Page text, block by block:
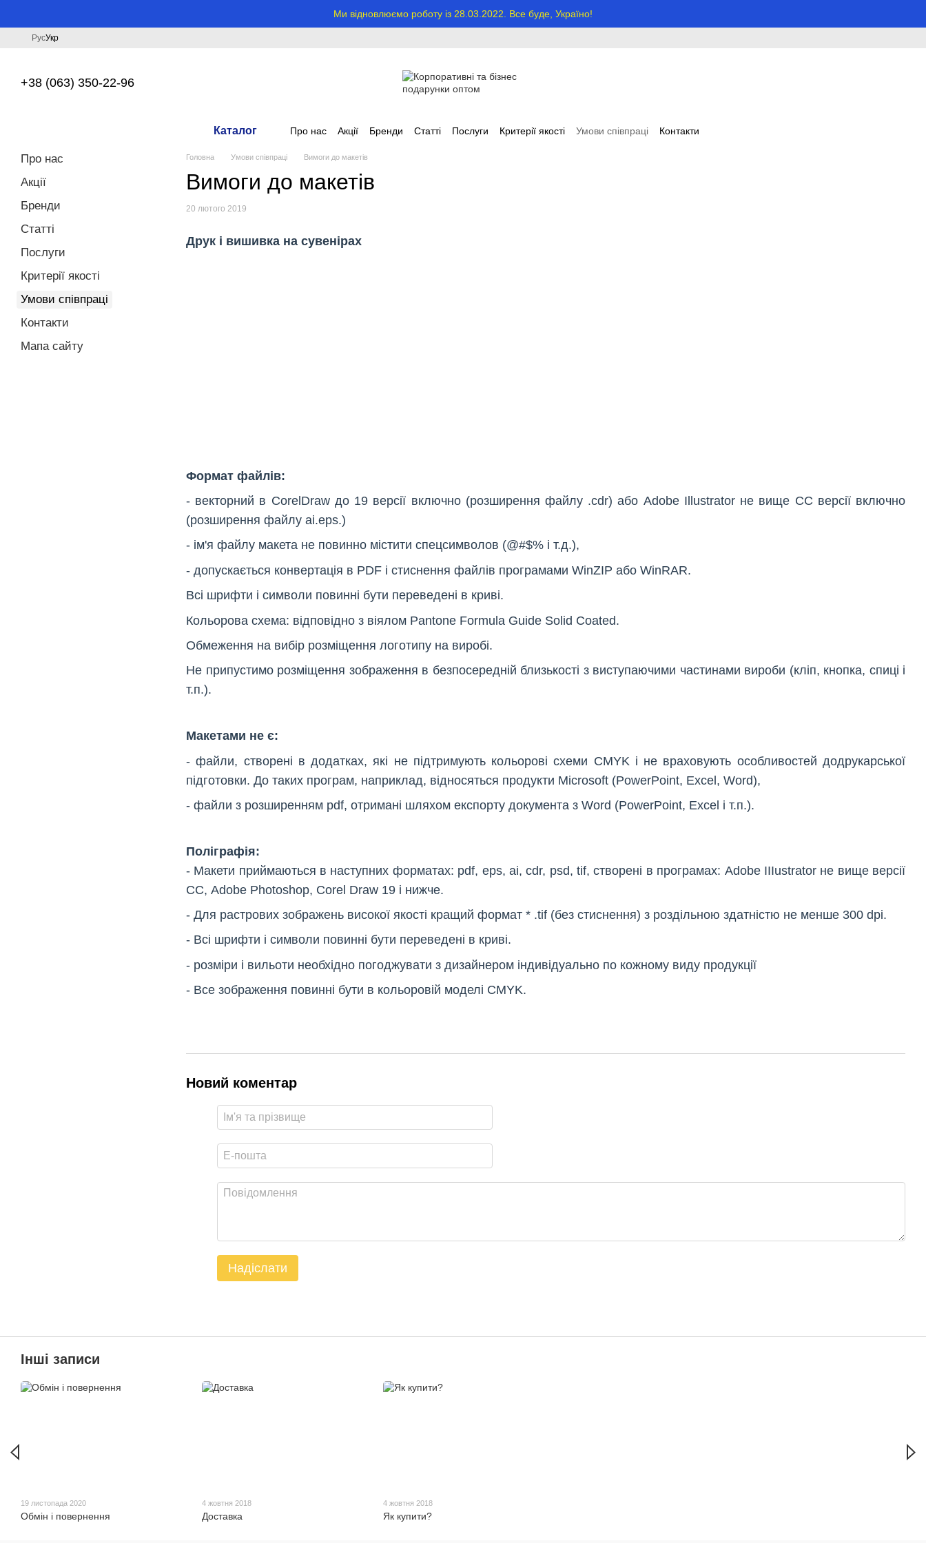
Ми відновлюємо роботу із 28.03.2022. Все буде, Україно!
РусУкр
+38 (063) 350-22-96
Каталог Про нас Акції Бренди Статті Послуги Критерії якості Умови співпраці Контакти
Головна Умови співпраці Вимоги до макетів
Вимоги до макетів
20 лютого 2019
Друк і вишивка на сувенірах
Формат файлів:
- векторний в CorelDraw до 19 версії включно (розширення файлу .cdr) або Adobe Illustrator не вище СС версії включно
(розширення файлу ai.eps.)
- ім'я файлу макета не повинно містити спецсимволов (@#$% і т.д.),
- допускається конвертація в PDF і стиснення файлів програмами WinZIP або WinRAR.
Всі шрифти і символи повинні бути переведені в криві.
Кольорова схема: відповідно з віялом Pantone Formula Guide Solid Coated.
Обмеження на вибір розміщення логотипу на виробі.
Не припустимо розміщення зображення в безпосередній близькості з виступаючими частинами вироби (кліп, кнопка, спиці і
т.п.).
Макетами не є:
- файли, створені в додатках, які не підтримують кольорові схеми CMYK і не враховують особливостей додрукарської
підготовки. До таких програм, наприклад, відносяться продукти Microsoft (PowerPoint, Excel, Word),
- файли з розширенням pdf, отримані шляхом експорту документа з Word (PowerPoint, Excel і т.п.).
Поліграфія:
- Макети приймаються в наступних форматах: pdf, eps, ai, cdr, psd, tif, створені в програмах: Adobe IIIustrator не вище версії
СС, Adobe Photoshop, Corel Draw 19 і нижче.
- Для растрових зображень високої якості кращий формат * .tif (без стиснення) з роздільною здатністю не менше 300 dpi.
- Всі шрифти і символи повинні бути переведені в криві.
- розміри і вильоти необхідно погоджувати з дизайнером індивідуально по кожному виду продукції
- Все зображення повинні бути в кольоровій моделі CMYK.
Новий коментар
Надіслати
Про нас
Акції
Бренди
Статті
Послуги
Критерії якості
Умови співпраці
Контакти
Мапа сайту
Інші записи
19 листопада 2020
Обмін і повернення
4 жовтня 2018
Доставка
4 жовтня 2018
Як купити?